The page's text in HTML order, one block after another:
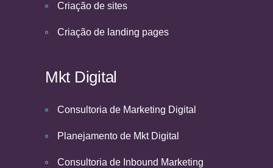
Criação de sites
Criação de landing pages
Mkt Digital
Consultoria de Marketing Digital
Planejamento de Mkt Digital
Consultoria de Inbound Marketing